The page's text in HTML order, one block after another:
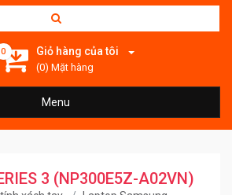
0 Giỏ hàng của tôi
(0) Mặt hàng
Menu
3 (NP300E5Z-A02VN)